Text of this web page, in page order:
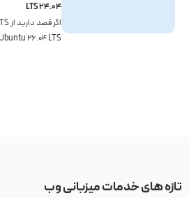
۲۴.۰۴ LTS
تازه های خدمات میزبانی وب